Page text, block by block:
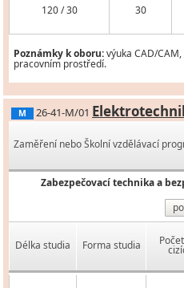
120 / 30 30
Poznámky k oboru:výuka CAD/
pracovním prostředí.
M 26-41-M/01
Zaměření nebo Školní vzdělávací
Zabezpečovací technika a
Délka studia Forma studia